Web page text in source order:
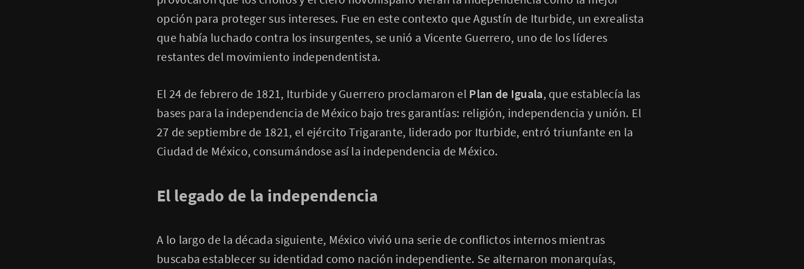
opción para proteger sus intereses. Fue en este contexto que Agustín de Iturbide, un exrealista
que había luchado contra los insurgentes, se unió a Vicente Guerrero, uno de los líderes
restantes del movimiento independentista.
El 24 de febrero de 1821, Iturbide y Guerrero proclamaron el Plan de Iguala, que establecía las
bases para la independencia de México bajo tres garantías: religión, independencia y unión. El
27 de septiembre de 1821, el ejército Trigarante, liderado por Iturbide, entró triunfante en la
Ciudad de México, consumándose así la independencia de México.
El legado de la independencia
A lo largo de la década siguiente, México vivió una serie de conflictos internos mientras
buscaba establecer su identidad como nación independiente. Se alternaron monarquías,